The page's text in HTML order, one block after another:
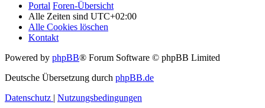
Portal Foren-Übersicht
Alle Zeiten sind UTC+02:00
Alle Cookies löschen
Kontakt
Powered by phpBB® Forum Software © phpBB Limited
Deutsche Übersetzung durch phpBB.de
Datenschutz | Nutzungsbedingungen